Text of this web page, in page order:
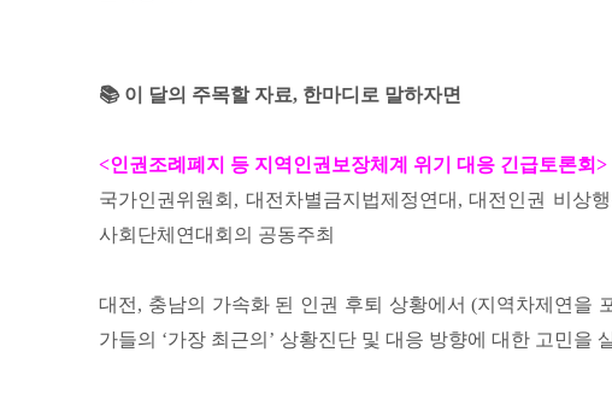
📚 이 달의 주목할 자료, 한마디로 말하자면
<인권조례폐지 등 지역인권보장체계 위기 대응 긴급토론회>
국가인권위원회, 대전차별금지법제정연대, 대전인권 비상
사회단체연대회의 공동주최
대전, 충남의 가속화 된 인권 후퇴 상황에서 (지역차제연을
가들의 ‘가장 최근의’ 상황진단 및 대응 방향에 대한 고민을